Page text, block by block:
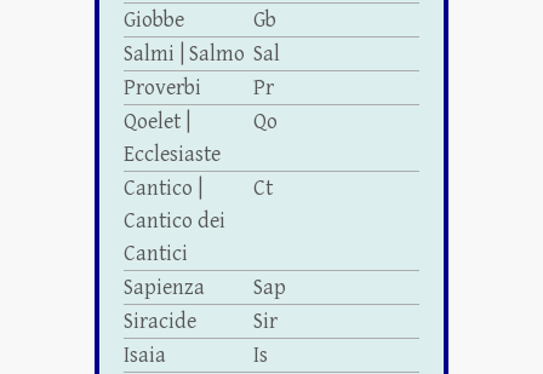
Giobbe
Gb
Salmi | Salmo Sal
Proverbi
Pr
Qoelet |
Ecclesiaste
Qo
Cantico |
Cantico dei
Cantici
Ct
Sapienza
Sap
Siracide
Sir
Isaia
Is